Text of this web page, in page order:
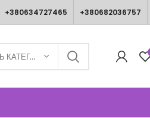
+380634727465 +380682036757
ВИБЕРІТЬ КАТЕГОРІЮ